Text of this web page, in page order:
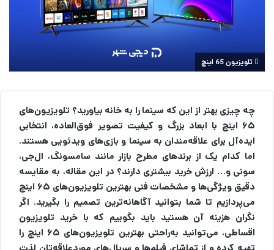
تلویزیون 65 اینچ
چه چیزی بهتر از این که سینما را به خانه بیاورید؟ تلویزیون‌های
۶۵ اینچ با ابعاد بزرگ و کیفیت تصویر فوق‌العاده، انتخابی
ایده‌آل برای علاقه‌مندان به سینما و بازی‌های ویدئویی هستند.
اما کدام یک از برندهای مطرح بازار مانند سامسونگ، ال‌جی،
سونی و… ارزش خرید بیشتری دارند؟ در این مقاله، به مقایسه‌
دقیق ویژگی‌ها و مشخصات فنی بهترین تلویزیون‌های ۶۵ اینچ
می‌پردازیم تا شما بتوانید آگاهانه‌ترین تصمیم را بگیرید. اگر
نگران هزینه آن هستید باید بگوییم که با خرید تلویزیون
اقساطی
، می‌توانید به‌راحتی بهترین تلویزیون‌های ۶۵ اینچ را